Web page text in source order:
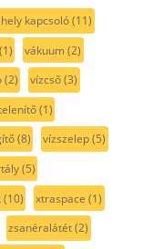
kapcsoló(11)
vákuum(2)
(2) vízcső(3)
(1)
(8) vízszelep(5)
(5)
(10) xtraspace (1)
zsanéralátét(2)